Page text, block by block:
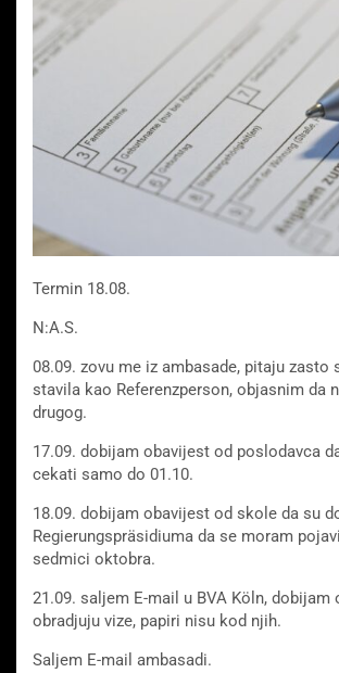
Termin 18.08.
N:A.S.
08.09. zovu me iz ambasade, pitaju zasto
stavila kao Referenzperson, objasnim da
drugog.
17.09. dobijam obavijest od poslodavca
cekati samo do 01.10.
18.09. dobijam obavijest od skole da su
Regierungspräsidiuma da se moram
sedmici oktobra.
21.09. saljem E-mail u BVA Köln, dobijam
obradjuju vize, papiri nisu kod njih.
Saljem E-mail ambasadi.